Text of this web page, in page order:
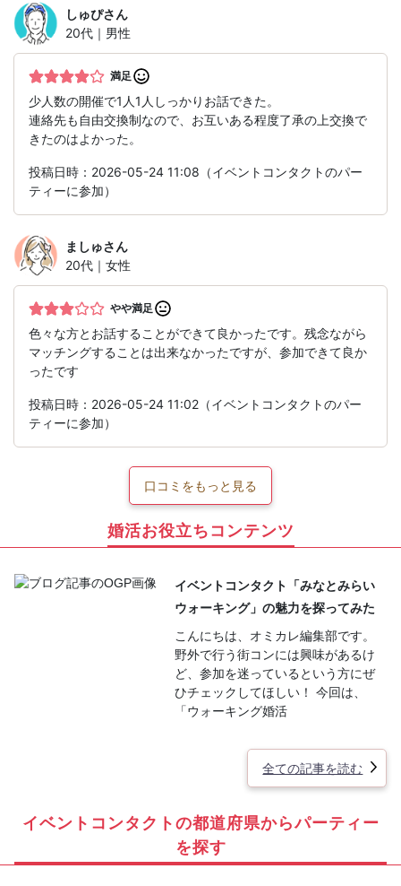
しゅぴさん
20代｜男性
満足
少人数の開催で1人1人しっかりお話できた。
連絡先も自由交換制なので、お互いある程度了承の上交換で
きたのはよかった。
投稿日時：2026-05-24 11:08（イベントコンタクトのパー
ティーに参加）
ましゅさん
20代｜女性
やや満足
色々な方とお話することができて良かったです。残念ながら
マッチングすることは出来なかったですが、参加できて良か
ったです
投稿日時：2026-05-24 11:02（イベントコンタクトのパー
ティーに参加）
口コミをもっと見る
婚活お役立ちコンテンツ
イベントコンタクト「みなとみらい
ウォーキング」の魅力を探ってみた
こんにちは、オミカレ編集部です。
野外で行う街コンには興味があるけ
ど、参加を迷っているという方にぜ
ひチェックしてほしい！ 今回は、
「ウォーキング婚活
全ての記事を読む
イベントコンタクトの都道府県からパーティー
を探す